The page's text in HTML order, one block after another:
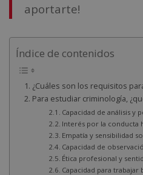
aportarte!
Índice de contenidos
¿Cuáles son los requisitos
Para estudiar criminología,
Capacidad de análisis y
Interés por la conducta
Empatía y sensibilidad
Capacidad de
Ética profesional y
Capacidad para trabajar